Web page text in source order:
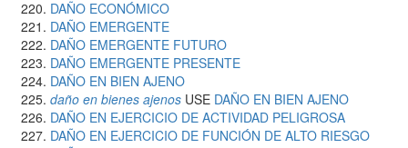
DAÑO ECONÓMICO
DAÑO EMERGENTE
DAÑO EMERGENTE FUTURO
DAÑO EMERGENTE PRESENTE
DAÑO EN BIEN AJENO
daño en bienes ajenos USE DAÑO EN BIEN AJENO
DAÑO EN EJERCICIO DE ACTIVIDAD PELIGROSA
DAÑO EN EJERCICIO DE FUNCIÓN DE ALTO RIESGO